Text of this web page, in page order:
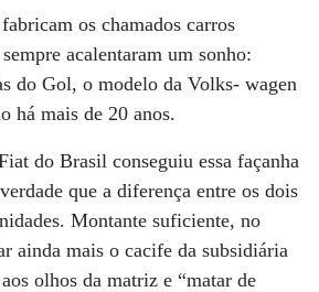
os chamados carros
acalentaram um sonho:
do Gol, o modelo da Volks- wagen
há mais de 20 anos.
do Brasil conseguiu essa façanha
que a diferença entre os dois
Montante suficiente, no
ainda mais o cacife da subsidiária
olhos da matriz e “matar de